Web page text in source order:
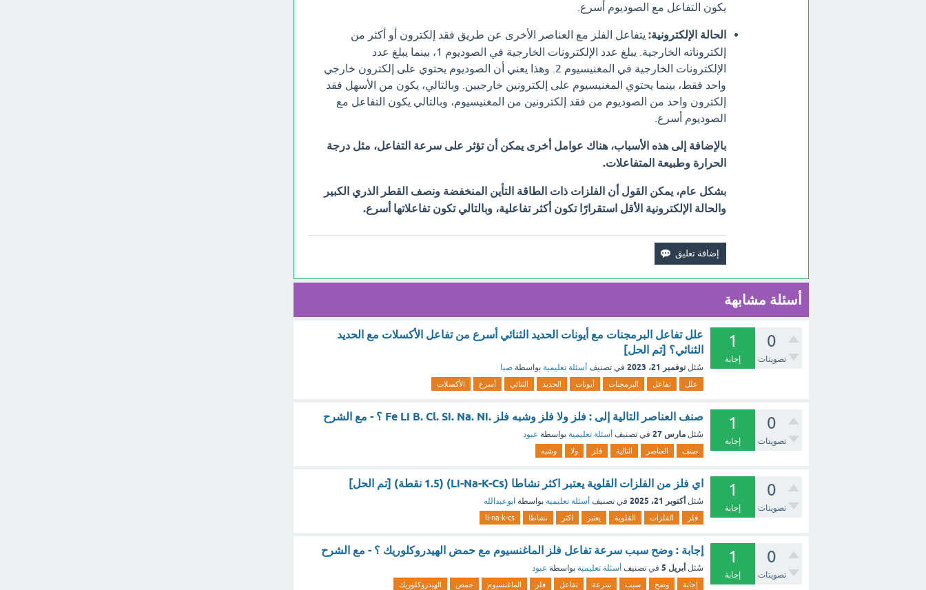
يكون التفاعل مع الصوديوم أسرع.
الحالة الإلكترونية:يتفاعل الفلز مع العناصر الأخرى عن طريق فقد إلكترون أو أكثر من
إلكتروناته الخارجية. يبلغ عدد الإلكترونات الخارجية في الصوديوم 1، بينما يبلغ عدد
الإلكترونات الخارجية في المغنيسيوم 2. وهذا يعني أن الصوديوم يحتوي على إلكترون خارجي
واحد فقط، بينما يحتوي المغنيسيوم على إلكترونين خارجيين. وبالتالي، يكون من الأسهل فقد
إلكترون واحد من الصوديوم من فقد إلكترونين من المغنيسيوم، وبالتالي يكون التفاعل مع
الصوديوم أسرع.
بالإضافة إلى هذه الأسباب، هناك عوامل أخرى يمكن أن تؤثر على سرعة التفاعل، مثل درجة
الحرارة وطبيعة المتفاعلات.
بشكل عام، يمكن القول أن الفلزات ذات الطاقة التأين المنخفضة ونصف القطر الذري الكبير
والحالة الإلكترونية الأقل استقرارًا تكون أكثر تفاعلية، وبالتالي تكون تفاعلاتها أسرع.
أسئلة مشابهة
0
تصويتات
1
إجابة
علل تفاعل البرمجنات مع أيونات الحديد الثنائي أسرع من تفاعل الأكسلات مع الحديد
الثنائي؟ [تم الحل]
سُئل نوفمبر 21، 2023 في تصنيف أسئلة تعليمية بواسطة صبا
علل تفاعل البرمجنات أيونات الحديد الثنائي أسرع الأكسلات
0
تصويتات
1
إجابة
صنف العناصر التالية إلى : فلز ولا فلز وشبه فلز .Fe Li B. Cl. Si. Na. Ni ؟ - مع الشرح
سُئل مارس 27 في تصنيف أسئلة تعليمية بواسطة عبود
صنف العناصر التالية فلز ولا وشبه
0
تصويتات
1
إجابة
اي فلز من الفلزات القلوية يعتبر اكثر نشاطا (Li-Na-K-Cs) (1.5 نقطة) [تم الحل]
سُئل أكتوبر 21، 2025 في تصنيف أسئلة تعليمية بواسطة ابوعبدالله
فلز الفلزات القلوية يعتبر اكثر نشاطا li-na-k-cs
0
تصويتات
1
إجابة
إجابة : وضح سبب سرعة تفاعل فلز الماغنسيوم مع حمض الهيدروكلوريك ؟ - مع الشرح
سُئل أبريل 5 في تصنيف أسئلة تعليمية بواسطة عبود
إجابة وضح سبب سرعة تفاعل فلز الماغنسيوم حمض الهيدروكلوريك